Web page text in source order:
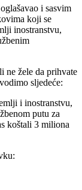
i sasvim
koji se
inostranstvu,
ne žele da prihvate
sljedeće:
i inostranstvu,
putu za
koštali 3 miliona